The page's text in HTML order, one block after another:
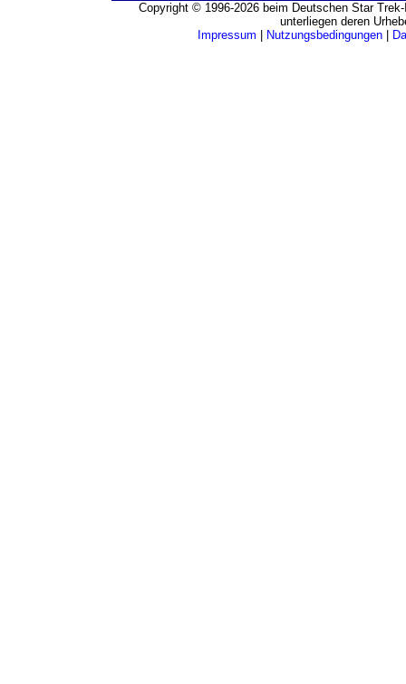
Copyright © 1996-2026 beim Deutschen Star
unterliegen deren
Impressum
Nutzungsbedingungen